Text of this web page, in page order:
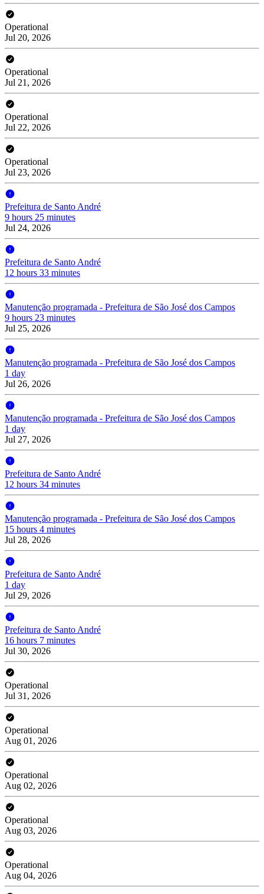
Operational
Jul 20, 2026
Operational
Jul 21, 2026
Operational
Jul 22, 2026
Operational
Jul 23, 2026
Prefeitura de Santo André
9 hours 25 minutes
Jul 24, 2026
Prefeitura de Santo André
12 hours 33 minutes
Manutenção programada - Prefeitura de São José dos Campos
9 hours 23 minutes
Jul 25, 2026
Manutenção programada - Prefeitura de São José dos Campos
1 day
Jul 26, 2026
Manutenção programada - Prefeitura de São José dos Campos
1 day
Jul 27, 2026
Prefeitura de Santo André
12 hours 34 minutes
Manutenção programada - Prefeitura de São José dos Campos
15 hours 4 minutes
Jul 28, 2026
Prefeitura de Santo André
1 day
Jul 29, 2026
Prefeitura de Santo André
16 hours 7 minutes
Jul 30, 2026
Operational
Jul 31, 2026
Operational
Aug 01, 2026
Operational
Aug 02, 2026
Operational
Aug 03, 2026
Operational
Aug 04, 2026